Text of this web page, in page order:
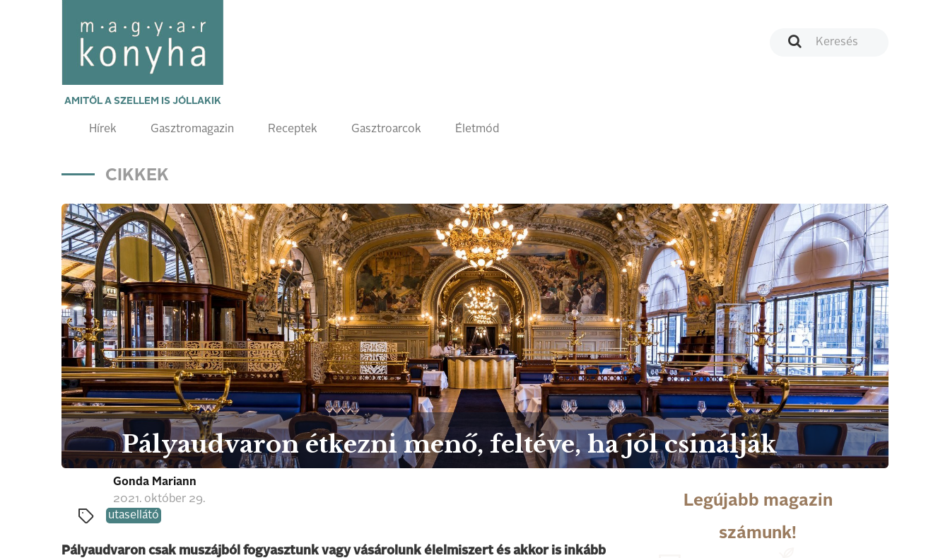
AMITŐL A SZELLEM IS JÓLLAKIK
Hírek Gasztromagazin Receptek Gasztroarcok Életmód
CIKKEK
Pályaudvaron étkezni menő, feltéve, ha jól csinálják
Gonda Mariann
2021. október 29.
utasellátó
Pályaudvaron csak muszájból fogyasztunk vagy vásárolunk élelmiszert és akkor is inkább
Legújabb magazin
számunk!